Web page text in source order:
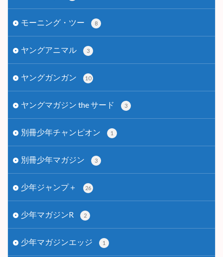
モーニング・ツー 8
ヤングアニマル 3
ヤングガンガン 10
ヤングマガジン the サード 3
別冊少年チャンピオン 1
別冊少年マガジン 3
少年ジャンプ＋ 26
少年マガジンR 2
少年マガジンエッジ 1